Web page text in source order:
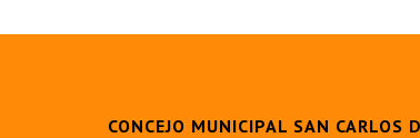
CONCEJO MUNICIPAL SAN CARLOS